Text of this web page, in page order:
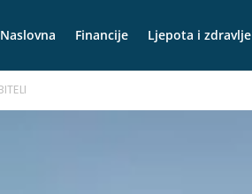
Naslovna Financije Ljepota i zdravlje